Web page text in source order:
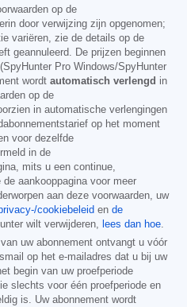
op de
door verwijzing zijn opgenomen;
variëren, zie de details op de
geannuleerd. De prijzen beginnen
Pro Windows/SpyHunter
wordt automatisch verlengd in
op de
in automatische verlengingen
op het moment
voor dezelfde
in de
mits u een continue,
aankooppagina voor meer
aan deze voorwaarden, uw
cookiebeleid en de
wilt verwijderen, lees dan hoe.
uw abonnement ontvangt u vóór
op het e-mailadres dat u bij uw
begin van uw proefperiode
slechts voor één proefperiode en
is. Uw abonnement wordt